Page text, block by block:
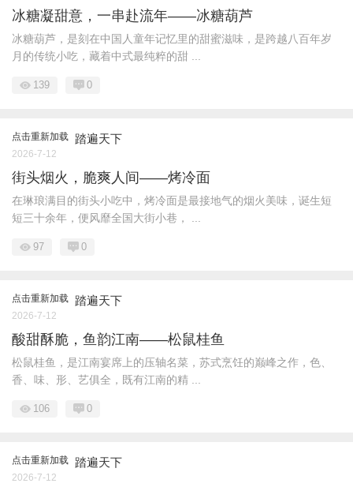
冰糖凝甜意，一串赴流年——冰糖葫芦
冰糖葫芦，是刻在中国人童年记忆里的甜蜜滋味，是跨越八百年岁
月的传统小吃，藏着中式最纯粹的甜 ...
139 0
点击重新加载 踏遍天下
2026-7-12
街头烟火，脆爽人间——烤冷面
在琳琅满目的街头小吃中，烤冷面是最接地气的烟火美味，诞生短
短三十余年，便风靡全国大街小巷， ...
97 0
点击重新加载 踏遍天下
2026-7-12
酸甜酥脆，鱼韵江南——松鼠桂鱼
松鼠桂鱼，是江南宴席上的压轴名菜，苏式烹饪的巅峰之作，色、
香、味、形、艺俱全，既有江南的精 ...
106 0
点击重新加载 踏遍天下
2026-7-12